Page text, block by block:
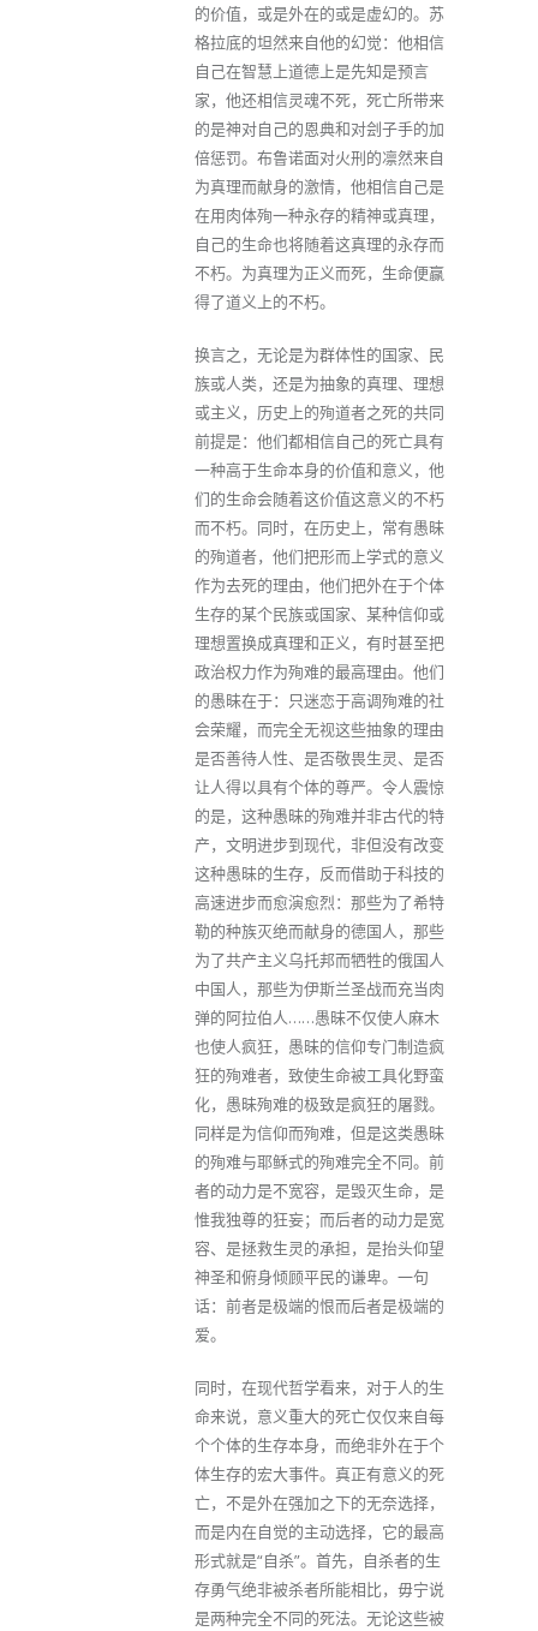
的价值，或是外在的或是虚幻的。苏
格拉底的坦然来自他的幻觉：他相信
自己在智慧上道德上是先知是预言
家，他还相信灵魂不死，死亡所带来
的是神对自己的恩典和对刽子手的加
倍惩罚。布鲁诺面对火刑的凛然来自
为真理而献身的激情，他相信自己是
在用肉体殉一种永存的精神或真理，
自己的生命也将随着这真理的永存而
不朽。为真理为正义而死，生命便赢
得了道义上的不朽。
换言之，无论是为群体性的国家、民
族或人类，还是为抽象的真理、理想
或主义，历史上的殉道者之死的共同
前提是：他们都相信自己的死亡具有
一种高于生命本身的价值和意义，他
们的生命会随着这价值这意义的不朽
而不朽。同时，在历史上，常有愚昧
的殉道者，他们把形而上学式的意义
作为去死的理由，他们把外在于个体
生存的某个民族或国家、某种信仰或
理想置换成真理和正义，有时甚至把
政治权力作为殉难的最高理由。他们
的愚昧在于：只迷恋于高调殉难的社
会荣耀，而完全无视这些抽象的理由
是否善待人性、是否敬畏生灵、是否
让人得以具有个体的尊严。令人震惊
的是，这种愚昧的殉难并非古代的特
产，文明进步到现代，非但没有改变
这种愚昧的生存，反而借助于科技的
高速进步而愈演愈烈：那些为了希特
勒的种族灭绝而献身的德国人，那些
为了共产主义乌托邦而牺牲的俄国人
中国人，那些为伊斯兰圣战而充当肉
弹的阿拉伯人……愚昧不仅使人麻木
也使人疯狂，愚昧的信仰专门制造疯
狂的殉难者，致使生命被工具化野蛮
化，愚昧殉难的极致是疯狂的屠戮。
同样是为信仰而殉难，但是这类愚昧
的殉难与耶稣式的殉难完全不同。前
者的动力是不宽容，是毁灭生命，是
惟我独尊的狂妄；而后者的动力是宽
容、是拯救生灵的承担，是抬头仰望
神圣和俯身倾顾平民的谦卑。一句
话：前者是极端的恨而后者是极端的
爱。
同时，在现代哲学看来，对于人的生
命来说，意义重大的死亡仅仅来自每
个个体的生存本身，而绝非外在于个
体生存的宏大事件。真正有意义的死
亡，不是外在强加之下的无奈选择，
而是内在自觉的主动选择，它的最高
形式就是“自杀”。首先，自杀者的生
存勇气绝非被杀者所能相比，毋宁说
是两种完全不同的死法。无论这些被